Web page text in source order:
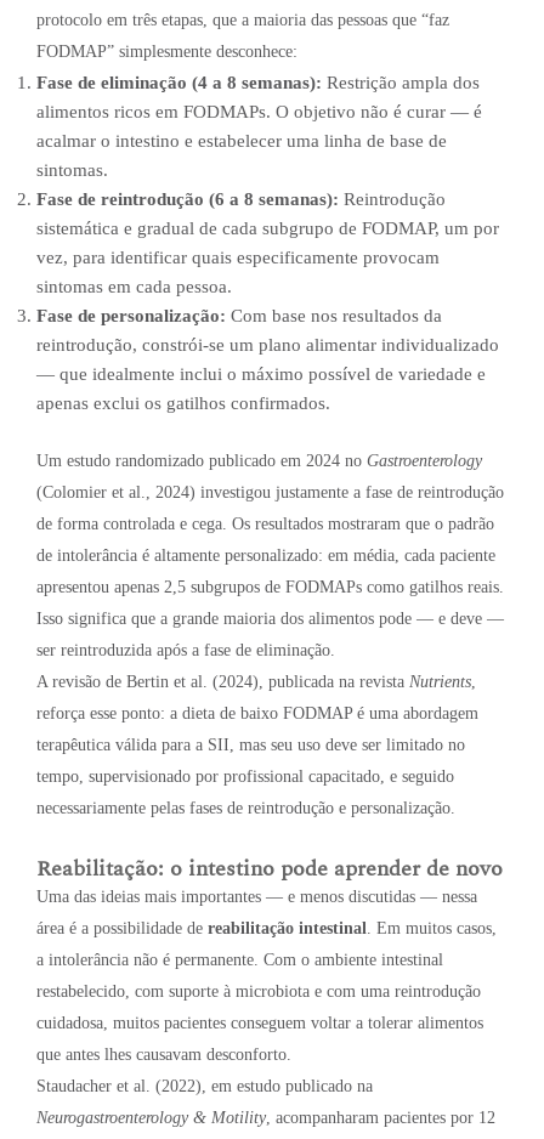
protocolo em três etapas, que a maioria das pessoas que “faz
FODMAP” simplesmente desconhece:
Fase de eliminação (4 a 8 semanas): Restrição ampla dos
alimentos ricos em FODMAPs. O objetivo não é curar — é
acalmar o intestino e estabelecer uma linha de base de
sintomas.
Fase de reintrodução (6 a 8 semanas): Reintrodução
sistemática e gradual de cada subgrupo de FODMAP, um por
vez, para identificar quais especificamente provocam
sintomas em cada pessoa.
Fase de personalização: Com base nos resultados da
reintrodução, constrói-se um plano alimentar individualizado
— que idealmente inclui o máximo possível de variedade e
apenas exclui os gatilhos confirmados.
Um estudo randomizado publicado em 2024 no Gastroenterology
(Colomier et al., 2024) investigou justamente a fase de reintrodução
de forma controlada e cega. Os resultados mostraram que o padrão
de intolerância é altamente personalizado: em média, cada paciente
apresentou apenas 2,5 subgrupos de FODMAPs como gatilhos reais.
Isso significa que a grande maioria dos alimentos pode — e deve —
ser reintroduzida após a fase de eliminação.
A revisão de Bertin et al. (2024), publicada na revista Nutrients
reforça esse ponto: a dieta de baixo FODMAP é uma abordagem
terapêutica válida para a SII, mas seu uso deve ser limitado no
tempo, supervisionado por profissional capacitado, e seguido
necessariamente pelas fases de reintrodução e personalização.
Reabilitação: o intestino pode aprender de novo
Uma das ideias mais importantes — e menos discutidas — nessa
área é a possibilidade de reabilitação intestinal . Em muitos casos,
a intolerância não é permanente. Com o ambiente intestinal
restabelecido, com suporte à microbiota e com uma reintrodução
cuidadosa, muitos pacientes conseguem voltar a tolerar alimentos
que antes lhes causavam desconforto.
Staudacher et al. (2022), em estudo publicado na
Neurogastroenterology & Motility, acompanharam pacientes por 12